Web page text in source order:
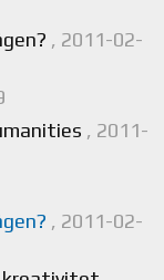
, 2011-02-
, 2011-
, 2011-02-